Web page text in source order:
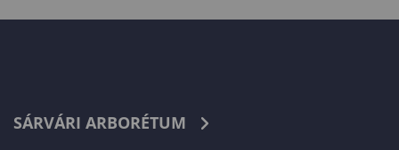
SÁRVÁRI ARBORÉTUM